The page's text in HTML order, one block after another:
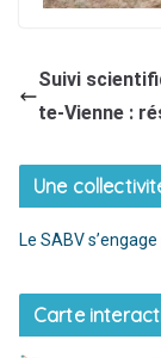
Suivi
te-Vienne :
Une
Le SABV
Carte